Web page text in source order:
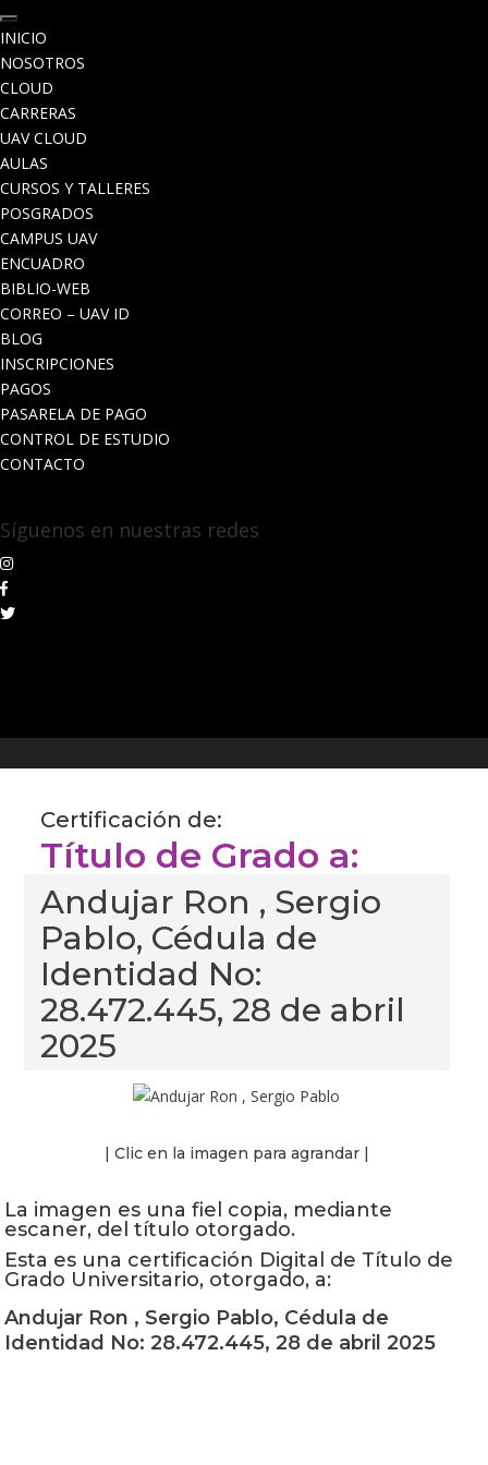
INICIO
NOSOTROS
CLOUD
CARRERAS
UAV CLOUD
AULAS
CURSOS Y TALLERES
POSGRADOS
CAMPUS UAV
ENCUADRO
BIBLIO-WEB
CORREO – UAV ID
BLOG
INSCRIPCIONES
PAGOS
PASARELA DE PAGO
CONTROL DE ESTUDIO
CONTACTO
Síguenos en nuestras redes
Certificación de:
Título de Grado a:
Andujar Ron , Sergio
Pablo, Cédula de
Identidad No:
28.472.445, 28 de abril
2025
| Clic en la imagen para agrandar |
La imagen es una fiel copia, mediante
escaner, del título otorgado.
Esta es una certificación Digital de Título de
Grado Universitario, otorgado, a:
Andujar Ron , Sergio Pablo, Cédula de
Identidad No: 28.472.445, 28 de abril 2025